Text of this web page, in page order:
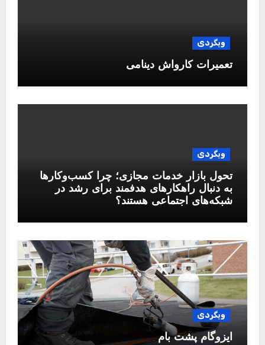
وبگردی
تعمیرات کارواش دینامی
وبگردی
تحول بازار خدمات مجازی؛ چرا کسب‌وکارها
به دنبال راهکارهای هدفمند برای رشد در
شبکه‌های اجتماعی هستند؟
وبگردی
ایزوگام پشت بام